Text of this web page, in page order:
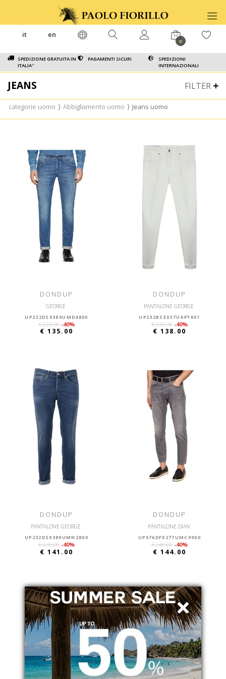
SPEDIZIONE GRATUITA IN
ITALIA*
PAGAMENTI SICURI
SPEDIZIONI
INTERNAZIONALI
it en
0
FILTER
JEANS
categorie uomo ⟩ Abbigliamento uomo ⟩ Jeans uomo
DONDUP
GEORGE
UP232DS0389UMD4800
€ 225.00 -40%
€ 135.00
DONDUP
PANTALONE GEORGE
UP232BSE037UKPT001
€ 230.00 -40%
€ 138.00
DONDUP
PANTALONE GEORGE
UP232DS0389UMN2800
€ 235.00 -40%
€ 141.00
DONDUP
PANTALONE DIAN
UP576DF0277UMC9900
€ 240.00 -40%
€ 144.00